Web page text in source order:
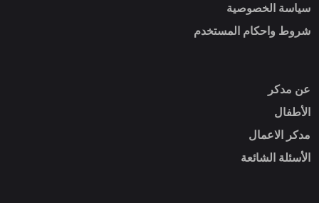
سياسة الخصوصية
شروط واحكام المستخدم
عن مدكر
الأطفال
مدكر الاعمال
الأسئلة الشائعة